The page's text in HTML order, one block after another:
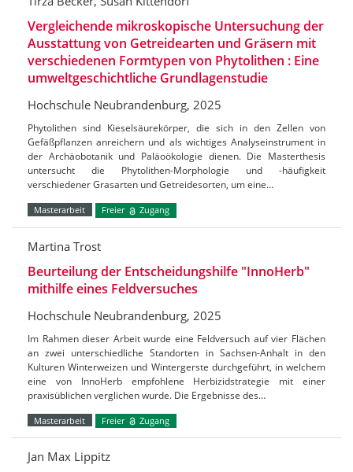
Vergleichende mikroskopische Untersuchung der
Ausstattung von Getreidearten und Gräsern mit
verschiedenen Formtypen von Phytolithen : Eine
umweltgeschichtliche Grundlagenstudie
Hochschule Neubrandenburg, 2025
Phytolithen sind Kieselsäurekörper, die sich in den Zellen von
Gefäßpflanzen anreichern und als wichtiges Analyseinstrument in
der Archäobotanik und Paläoökologie dienen. Die Masterthesis
untersucht die Phytolithen-Morphologie und -häufigkeit
verschiedener Grasarten und Getreidesorten, um eine…
Masterarbeit Freier Zugang
Martina Trost
Beurteilung der Entscheidungshilfe "InnoHerb"
mithilfe eines Feldversuches
Hochschule Neubrandenburg, 2025
Im Rahmen dieser Arbeit wurde eine Feldversuch auf vier Flächen
an zwei unterschiedliche Standorten in Sachsen-Anhalt in den
Kulturen Winterweizen und Wintergerste durchgeführt, in welchem
eine von InnoHerb empfohlene Herbizidstrategie mit einer
praxisüblichen verglichen wurde. Die Ergebnisse des…
Masterarbeit Freier Zugang
Jan Max Lippitz